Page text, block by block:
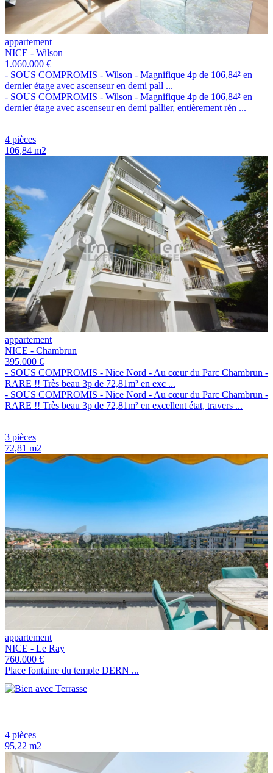
appartement
NICE - Wilson
1.060.000 €
- SOUS COMPROMIS - Wilson - Magnifique 4p de 106,84² en
dernier étage avec ascenseur en demi pall ...
- SOUS COMPROMIS - Wilson - Magnifique 4p de 106,84² en
dernier étage avec ascenseur en demi pallier, entièrement rén ...
4 pièces
106,84 m2
appartement
NICE - Chambrun
395.000 €
- SOUS COMPROMIS - Nice Nord - Au cœur du Parc Chambrun -
RARE !! Très beau 3p de 72,81m² en exc ...
- SOUS COMPROMIS - Nice Nord - Au cœur du Parc Chambrun -
RARE !! Très beau 3p de 72,81m² en excellent état, travers ...
3 pièces
72,81 m2
appartement
NICE - Le Ray
760.000 €
Place fontaine du temple DERN ...
4 pièces
95,22 m2